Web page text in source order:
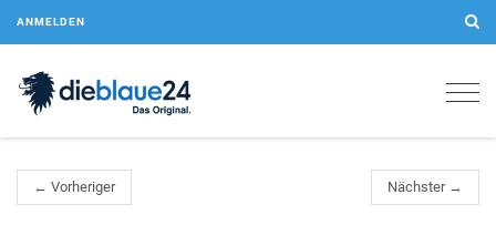
ANMELDEN
← Vorheriger Nächster →